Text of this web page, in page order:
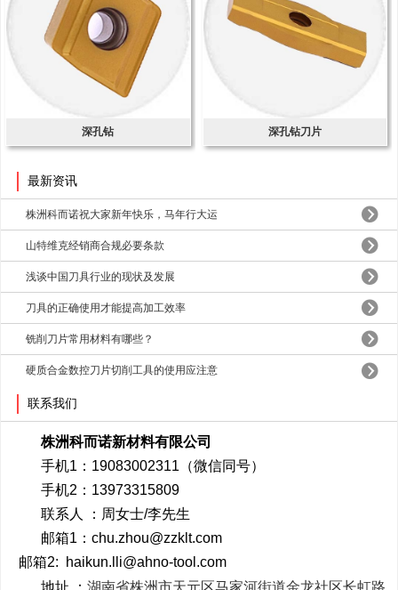
深孔钻 深孔钻刀片
最新资讯
株洲科而诺祝大家新年快乐，马年行大运
山特维克经销商合规必要条款
浅谈中国刀具行业的现状及发展
刀具的正确使用才能提高加工效率
铣削刀片常用材料有哪些？
硬质合金数控刀片切削工具的使用应注意
联系我们
株洲科而诺新材料有限公司
手机1：19083002311（微信同号）
手机2：13973315809
联系人 ：周女士/李先生
邮箱1：chu.zhou@zzklt.com
邮箱2: haikun.lli@ahno-tool.com
地址 ：湖南省株洲市天元区马家河街道金龙社区长虹路